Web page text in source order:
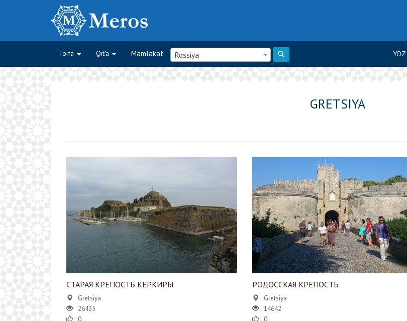
Toifa Qit‘a Mamlakat Rossiya
GRETSIYA
​​СТАРАЯ КРЕПОСТЬ КЕРКИРЫ
Gretsiya
26435
0
​​РОДОССКАЯ КРЕПОСТЬ
Gretsiya
14642
0